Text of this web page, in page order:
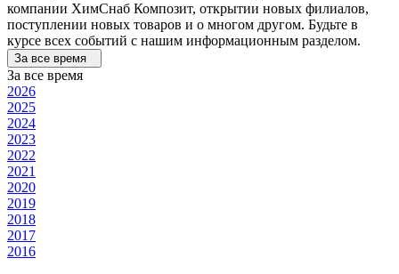
компании ХимСнаб Композит, открытии новых филиалов,
поступлении новых товаров и о многом другом. Будьте в
курсе всех событий с нашим информационным разделом.
За все время
За все время
2026
2025
2024
2023
2022
2021
2020
2019
2018
2017
2016